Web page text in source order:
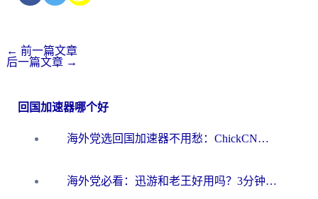
← 前一篇文章
后一篇文章 →
回国加速器哪个好
海外党选回国加速器不用愁：ChickCN和洞见哪个好？一篇搞定所有疑问
海外党必看：迅游和老王好用吗？3分钟选对加速国内网络的加速器